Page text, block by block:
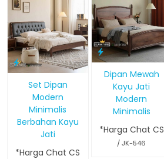
Set Dipan
Modern
Minimalis
Berbahan Kayu
Jati
*Harga Chat CS
Dipan Mewah
Kayu Jati
Modern
Minimalis
*Harga Chat CS
/ JK-546